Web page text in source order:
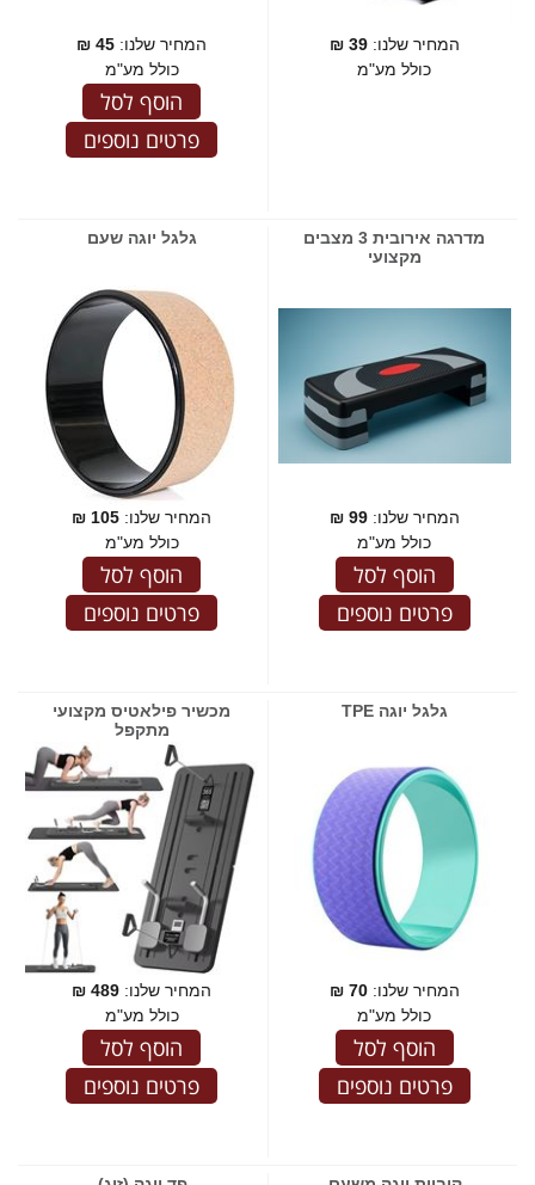
המחיר שלנו:39
₪
כולל מע"מ
המחיר שלנו: 45
₪
כולל מע"מ
הוסף לסל
פרטים נוספים
מדרגה אירובית 3 מצבים
מקצועי
המחיר שלנו:99
₪
כולל מע"מ
הוסף לסל
פרטים נוספים
גלגל יוגה שעם
המחיר שלנו: 105
₪
כולל מע"מ
הוסף לסל
פרטים נוספים
גלגל יוגה TPE
המחיר שלנו:70
₪
כולל מע"מ
הוסף לסל
פרטים נוספים
מכשיר פילאטיס מקצועי
מתקפל
המחיר שלנו: 489
₪
כולל מע"מ
הוסף לסל
פרטים נוספים